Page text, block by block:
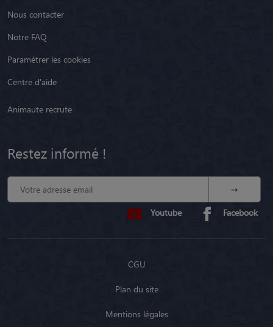
Nous contacter
Notre FAQ
Paramétrer les cookies
Centre d'aide
Animaute recrute
Restez informé !
Youtube Facebook
CGU
Plan du site
Mentions légales